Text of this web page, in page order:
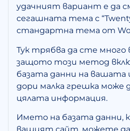
удачният вариант е да
сегашната тема с
стандартна тема от
Тук трябва да сте
защото този метод
базата данни на вашата
дори малка грешка може
цялата информация.
Името на базата данни,